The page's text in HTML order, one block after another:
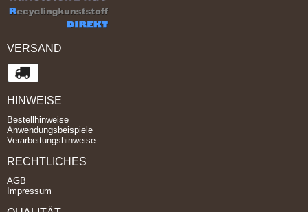
VERSAND
HINWEISE
Bestellhinweise
Anwendungsbeispiele
Verarbeitungshinweise
RECHTLICHES
AGB
Impressum